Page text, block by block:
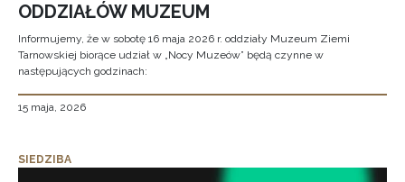
ODDZIAŁÓW MUZEUM
Informujemy, że w sobotę 16 maja 2026 r. oddziały Muzeum Ziemi
Tarnowskiej biorące udział w „Nocy Muzeów” będą czynne w
następujących godzinach:
15 maja, 2026
SIEDZIBA